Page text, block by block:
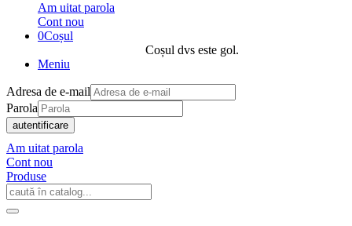
Am uitat parola
Cont nou
0Coșul
Coșul dvs este gol.
Meniu
Adresa de e-mail
Parola
autentificare
Am uitat parola
Cont nou
Produse